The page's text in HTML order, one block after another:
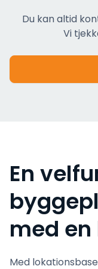
Du kan altid
Vi
En
med
Med